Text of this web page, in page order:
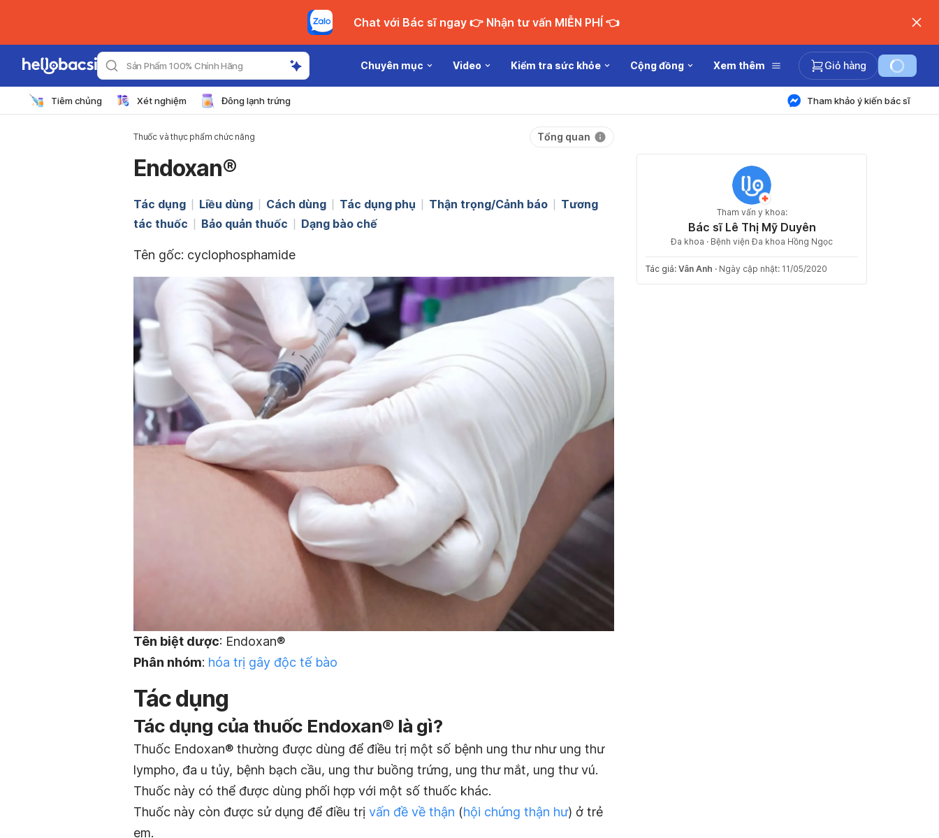
Chat với Bác sĩ ngay 👉 Nhận tư vấn MIỄN PHÍ 👈
Sản Phẩm 100% Chính Hãng Chuyên mục Video Kiểm tra sức khỏe Cộng đồng Xem thêm Giỏ hàng
Tiêm chủng Xét nghiệm Đông lạnh trứng Tham khảo ý kiến bác sĩ
Thuốc và thực phẩm chức năng Tổng quan
Endoxan®
Tác dụng Liều dùng Cách dùng Tác dụng phụ Thận trọng/Cảnh báo
Tương
tác thuốc
Bảo quản thuốc Dạng bào chế
Tên gốc: cyclophosphamide
Tên biệt dược: Endoxan®
Phân nhóm: hóa trị gây độc tế bào
Tác dụng
Tác dụng của thuốc Endoxan® là gì?
Thuốc Endoxan® thường được dùng để điều trị một số bệnh ung thư như ung thư
lympho, đa u tủy, bệnh bạch cầu, ung thư buồng trứng, ung thư mắt, ung thư vú.
Thuốc này có thể được dùng phối hợp với một số thuốc khác.
Thuốc này còn được sử dụng để điều trị vấn đề về thận (hội chứng thận hư) ở trẻ
em.
Tham vấn y khoa:
Bác sĩ Lê Thị Mỹ Duyên
Đa khoa · Bệnh viện Đa khoa Hồng Ngọc
Tác giả: Vân Anh · Ngày cập nhật: 11/05/2020